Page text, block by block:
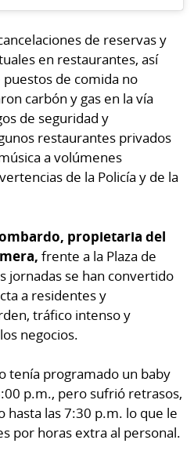
de reservas y
en restaurantes, así
de comida no
carbón y gas en la vía
de seguridad y
restaurantes privados
a volúmenes
de la Policía y de la
propietaria del
frente a la Plaza de
jornadas se han convertido
a residentes y
tráfico intenso y
negocios.
tenía programado un baby
p.m., pero sufrió retrasos,
hasta las 7:30 p.m. lo que le
por horas extra al personal.